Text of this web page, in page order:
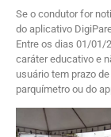
Se o condutor for
do aplicativo
Entre os dias 01/01/
caráter educativo e
usuário tem prazo
parquímetro ou do